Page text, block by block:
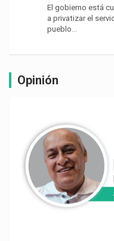
El gobierno está
a privatizar el
pueblo…
Opinión